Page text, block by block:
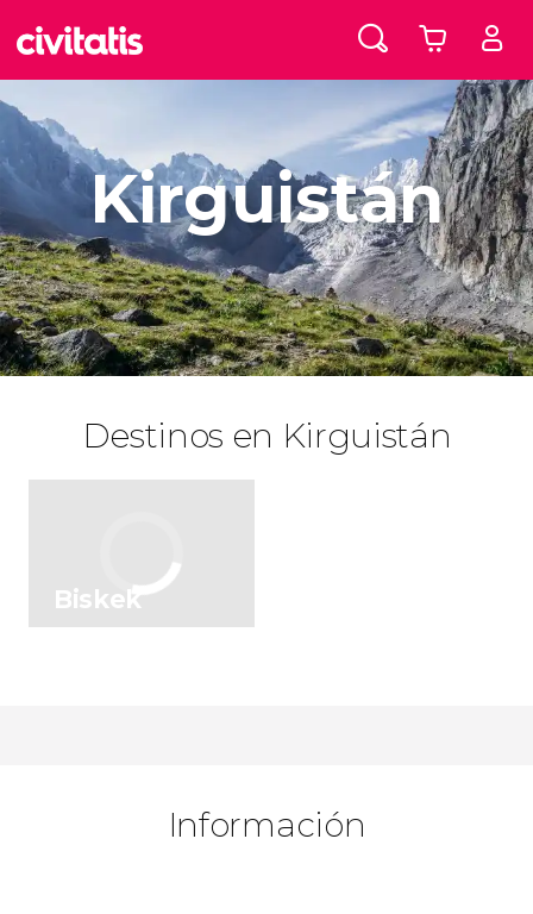
Kirguistán
Destinos en Kirguistán
Biskek
Información